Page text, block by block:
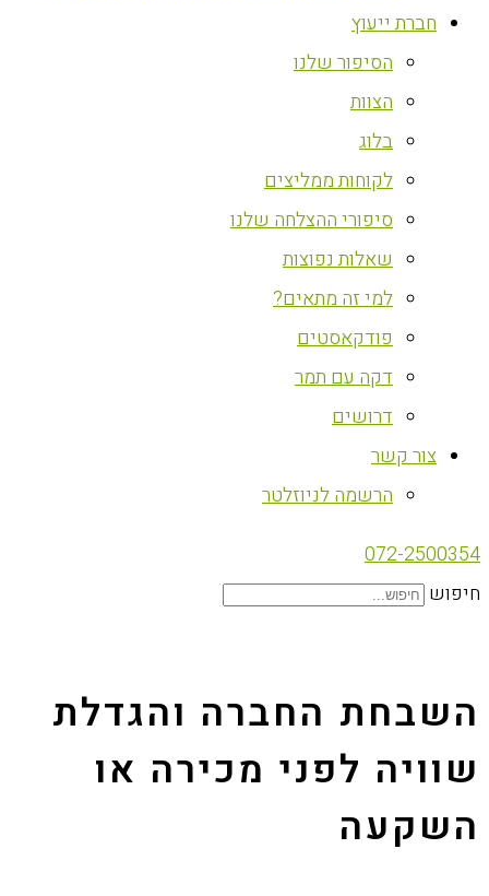
חברת ייעוץ
הסיפור שלנו
הצוות
בלוג
לקוחות ממליצים
סיפורי ההצלחה שלנו
שאלות נפוצות
למי זה מתאים?
פודקאסטים
דקה עם תמר
דרושים
צור קשר
הרשמה לניוזלטר
072-2500354
חיפוש
השבחת החברה והגדלת
שוויה לפני מכירה או
השקעה